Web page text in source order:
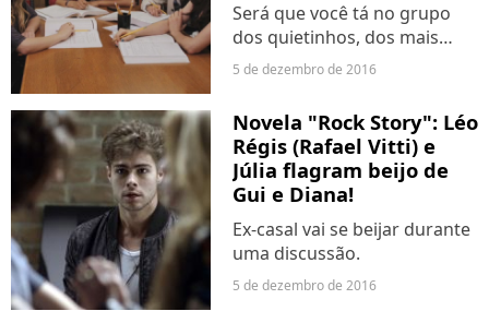
Será que você tá no grupo
dos quietinhos, dos mais
agitados ou dos que não
descobrir aqui no Purebreak!
5 de dezembro de 2016
Novela "Rock Story": Léo
Régis (Rafael Vitti) e
Júlia flagram beijo de
Gui e Diana!
Ex-casal vai se beijar durante
uma discussão.
5 de dezembro de 2016